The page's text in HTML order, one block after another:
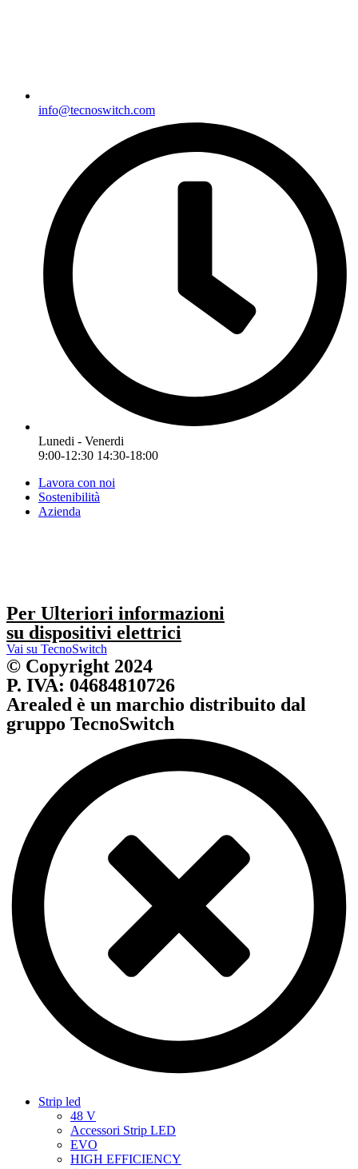
info@tecnoswitch.com
Lunedi - Venerdi
9:00-12:30 14:30-18:00
Lavora con noi
Sostenibilità
Azienda
Per Ulteriori informazioni
su dispositivi elettrici
Vai su TecnoSwitch
© Copyright 2024
P. IVA: 04684810726
Arealed è un marchio distribuito dal
gruppo TecnoSwitch
Strip led
48 V
Accessori Strip LED
EVO
HIGH EFFICIENCY